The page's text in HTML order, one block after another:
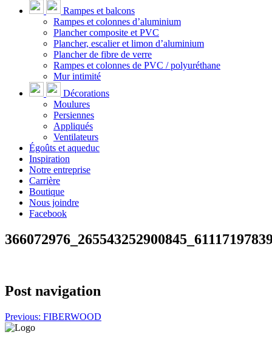
Rampes et balcons
Rampes et colonnes d’aluminium
Plancher composite et PVC
Plancher, escalier et limon d’aluminium
Plancher de fibre de verre
Rampes et colonnes de PVC / polyuréthane
Mur intimité
Décorations
Moulures
Persiennes
Appliqués
Ventilateurs
Égoûts et aqueduc
Inspiration
Notre entreprise
Carrière
Boutique
Nous joindre
Facebook
Post navigation
Previous: FIBERWOOD